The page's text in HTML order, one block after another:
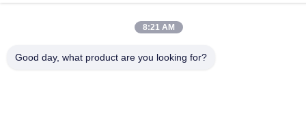
Guangdong, Cina
8:21 AM
Good day, what product are you looking for?